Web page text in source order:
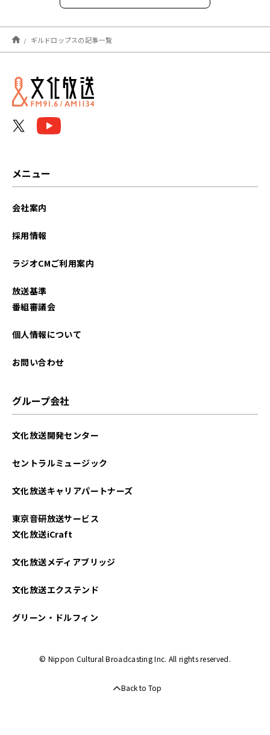
2023年07月
ギルドロップスの記事一覧
メニュー
会社案内
採用情報
ラジオCMご利用案内
放送基準
番組審議会
個人情報について
お問い合わせ
グループ会社
文化放送開発センター
セントラルミュージック
文化放送キャリアパートナーズ
東京音研放送サービス
文化放送iCraft
文化放送メディアブリッジ
文化放送エクステンド
グリーン・ドルフィン
© Nippon Cultural Broadcasting Inc. All rights reserved.
Back to Top